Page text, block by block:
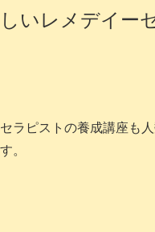
しいレメデイー
セラピストの養成講座も
す。